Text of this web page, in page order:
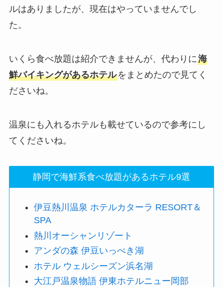
ルはありましたが、現在はやっていませんでし
た。
いくら食べ放題は紹介できませんが、代わりに海
鮮バイキングがあるホテルをまとめたので見てく
ださいね。
温泉にも入れるホテルも載せているので参考にし
てくださいね。
静岡で海鮮系食べ放題があるホテル9選
伊豆熱川温泉 ホテルカターラ RESORT＆
SPA
熱川オーシャンリゾート
アンダの森 伊豆いっぺき湖
ホテル ウェルシーズン浜名湖
大江戸温泉物語 伊東ホテルニュー岡部